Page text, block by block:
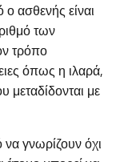
ασθενής είναι
των
τρόπο
όπως η ιλαρά,
μεταδίδονται με
να γνωρίζουν όχι